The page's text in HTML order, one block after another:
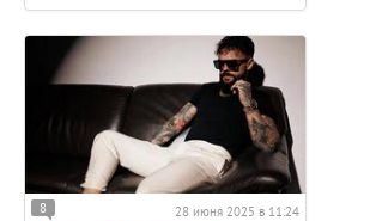
8 28 июня 2025 в 11:24